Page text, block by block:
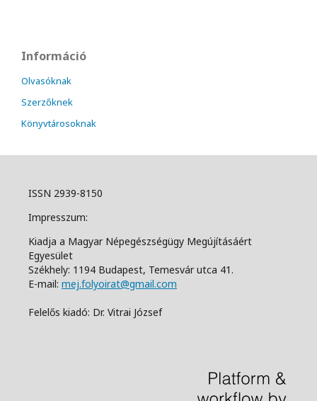
Információ
Olvasóknak
Szerzőknek
Könyvtárosoknak
ISSN 2939-8150
Impresszum:
Kiadja a Magyar Népegészségügy Megújításáért
Egyesület
Székhely: 1194 Budapest, Temesvár utca 41.
E-mail: mej.folyoirat@gmail.com
Felelős kiadó: Dr. Vitrai József